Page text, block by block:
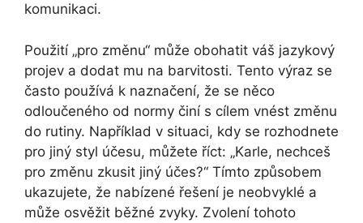
komunikaci.
Použití „pro změnu“ může obohatit váš jazykový
projev a dodat mu na barvitosti. Tento výraz se
často používá k naznačení, že se něco
odloučeného od normy činí s cílem vnést změnu
do rutiny. Například v situaci, kdy se rozhodnete
pro jiný styl účesu, můžete říct: „Karle, nechceš
pro změnu zkusit jiný účes?“ Tímto způsobem
ukazujete, že nabízené řešení je neobvyklé a
může osvěžit běžné zvyky. Zvolení tohoto